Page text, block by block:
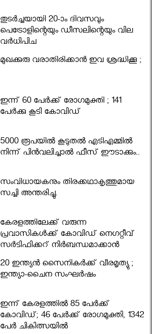
തുടർച്ചയായി 20-ാം ദിവസവും
പെട്രോളിന്റെയും ഡീസലിന്റെയും വില
വര്‍ധിപ്പിച്ചു
മുഖക്കുരു വരാതിരിക്കാന്‍ ഇവ ശ്രദ്ധിക്കൂ ;
ഇന്ന് 60 പേർക്ക് രോഗമുക്തി ; 141
പേര്‍ക്കു കൂടി കോവിഡ്
5000 രൂപയിൽ കൂടുതൽ എടിഎമ്മിൽ
നിന്ന് പിൻവലിച്ചാൽ ഫീസ് ഈടാക്കും..
സംവിധായകനും തിരക്കഥാകൃത്തുമായ
സച്ചി അന്തരിച്ചു.
കേരളത്തിലേക്ക് വരുന്ന
പ്രവാസികള്‍ക്ക് കോവിഡ് നെഗറ്റീവ്
സര്‍ട്ടിഫിക്കറ്റ് നിർബന്ധമാക്കാൻ
മന്ത്രിസഭ
20 ഇന്ത്യൻ സൈനികർക്ക് വീരമൃത്യു ;
ഇന്ത്യാ-ചൈന സംഘർഷം
ഇന്ന് കേരളത്തിൽ 85 പേർക്ക്
കോവിഡ്; 46 പേർക്ക് രോഗമുക്തി, 1342
പേർ ചികിത്സയിൽ